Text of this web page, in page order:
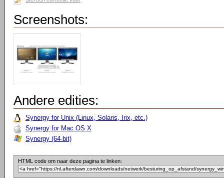
Screenshots:
Andere edities:
Synergy for Unix (Linux, Solaris, Irix, etc.)
Synergy for Mac OS X
Synergy (64-bit)
HTML code om naar deze pagina te linken: